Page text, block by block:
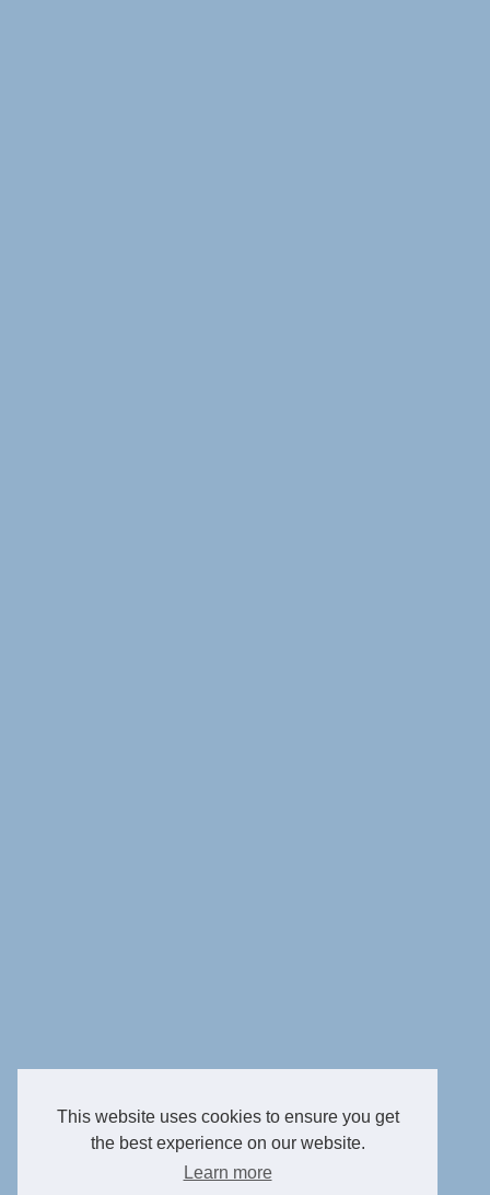
This website uses cookies to ensure you get
the best experience on our website.
Learn more